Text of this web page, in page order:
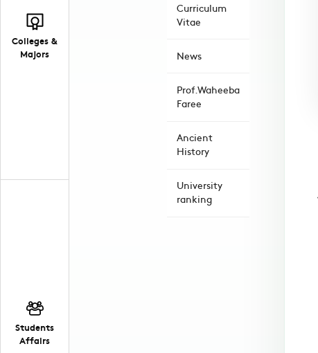
Colleges &
Majors
Students
Affairs
Curriculum
Vitae
News
Prof.Waheeba
Faree
Ancient
History
University
ranking